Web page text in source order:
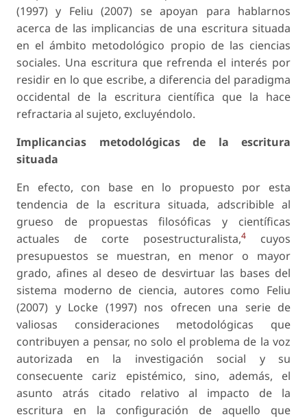
(1997) y Feliu (2007) se apoyan para hablarnos
acerca de las implicancias de una escritura situada
en el ámbito metodológico propio de las ciencias
sociales. Una escritura que refrenda el interés por
residir en lo que escribe, a diferencia del paradigma
occidental de la escritura científica que la hace
refractaria al sujeto, excluyéndolo.
Implicancias metodológicas de la escritura
situada
En efecto, con base en lo propuesto por esta
tendencia de la escritura situada, adscribible al
grueso de propuestas filosóficas y científicas
actuales de corte posestructuralista,4
cuyos
presupuestos se muestran, en menor o mayor
grado, afines al deseo de desvirtuar las bases del
sistema moderno de ciencia, autores como Feliu
(2007) y Locke (1997) nos ofrecen una serie de
valiosas consideraciones metodológicas que
contribuyen a pensar, no solo el problema de la voz
autorizada en la investigación social y su
consecuente cariz epistémico, sino, además, el
asunto atrás citado relativo al impacto de la
escritura en la configuración de aquello que